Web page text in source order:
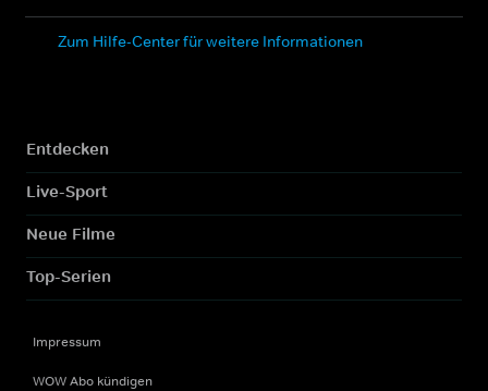
Zum Hilfe-Center für weitere Informationen
Entdecken
Live-Sport
Neue Filme
Top-Serien
Impressum
WOW Abo kündigen